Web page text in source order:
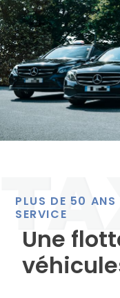
PLUS DE 50 ANS
SERVICE
Une